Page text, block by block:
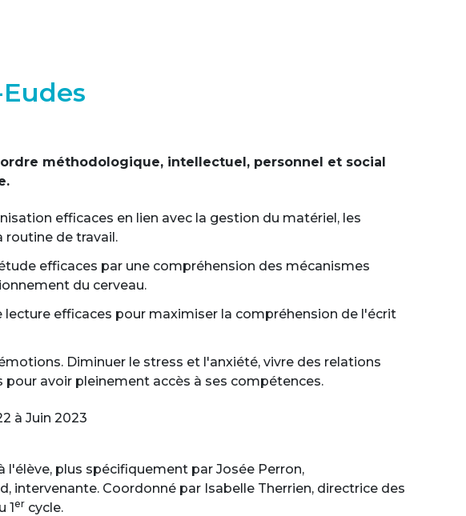
méthodologique, intellectuel, personnel et social
efficaces en lien avec la gestion du matériel, les
de travail.
efficaces par une compréhension des mécanismes
du cerveau.
efficaces pour maximiser la compréhension de l'écrit
Diminuer le stress et l'anxiété, vivre des relations
pour avoir pleinement accès à ses compétences.
à Juin 2023
l'élève, plus spécifiquement par Josée Perron,
intervenante. Coordonné par Isabelle Therrien, directrice des
1ercycle.